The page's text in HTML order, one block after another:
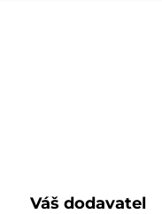
Váš dodavatel